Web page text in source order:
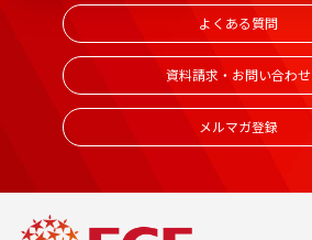
よくある質問
資料請求・お問い合わせ
メルマガ登録